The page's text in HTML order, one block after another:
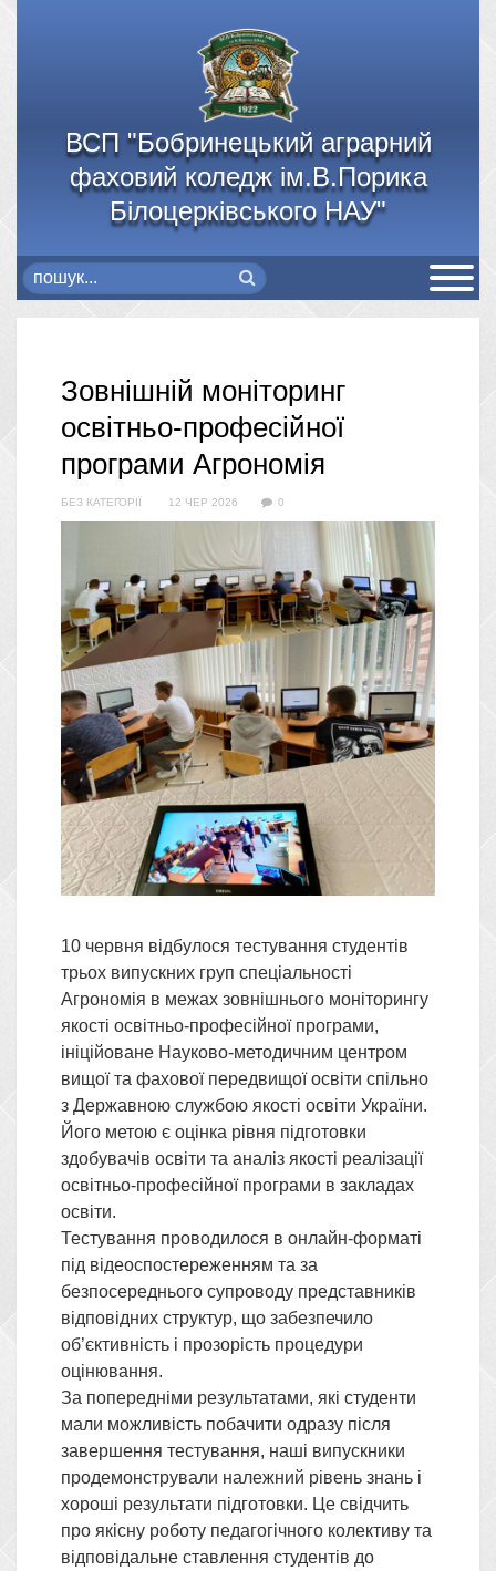
ВСП "Бобринецький аграрний
фаховий коледж ім.В.Порика
Білоцерківського НАУ"
Зовнішній моніторинг
освітньо-професійної
програми Агрономія
БЕЗ КАТЕГОРІЇ 12 ЧЕР 2026 0
10 червня відбулося тестування студентів
трьох випускних груп спеціальності
Агрономія в межах зовнішнього моніторингу
якості освітньо-професійної програми,
ініційоване Науково-методичним центром
вищої та фахової передвищої освіти спільно
з Державною службою якості освіти України.
Його метою є оцінка рівня підготовки
здобувачів освіти та аналіз якості реалізації
освітньо-професійної програми в закладах
освіти.
Тестування проводилося в онлайн-форматі
під відеоспостереженням та за
безпосереднього супроводу представників
відповідних структур, що забезпечило
об’єктивність і прозорість процедури
оцінювання.
За попередніми результатами, які студенти
мали можливість побачити одразу після
завершення тестування, наші випускники
продемонстрували належний рівень знань і
хороші результати підготовки. Це свідчить
про якісну роботу педагогічного колективу та
відповідальне ставлення студентів до